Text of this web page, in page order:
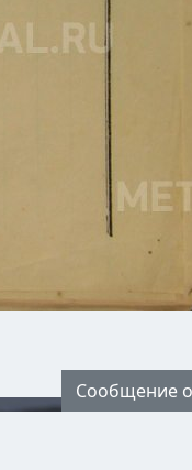
Сообщение